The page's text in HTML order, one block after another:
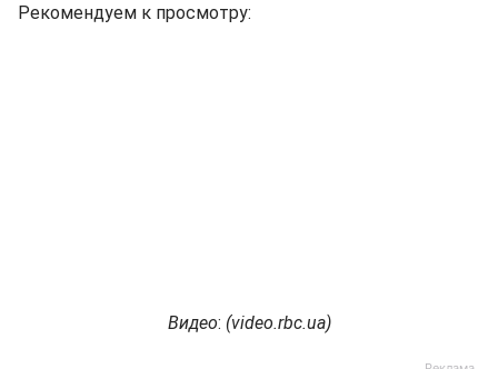
Рекомендуем к просмотру:
Видео: (video.rbc.ua)